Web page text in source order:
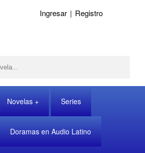
Ingresar | Registro
Novelas Series
Doramas en Audio Latino